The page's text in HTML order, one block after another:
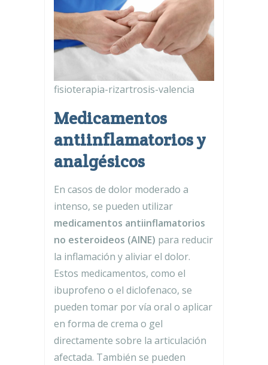
fisioterapia-rizartrosis-valencia
Medicamentos
antiinflamatorios y
analgésicos
En casos de dolor moderado a
intenso, se pueden utilizar
medicamentos antiinflamatorios
no esteroideos (AINE) para reducir
la inflamación y aliviar el dolor.
Estos medicamentos, como el
ibuprofeno o el diclofenaco, se
pueden tomar por vía oral o aplicar
en forma de crema o gel
directamente sobre la articulación
afectada. También se pueden